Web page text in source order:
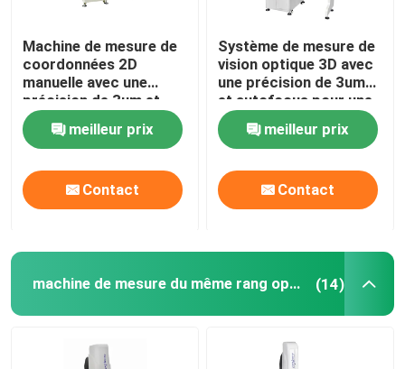
Machine de mesure de
coordonnées 2D
manuelle avec une
précision de 3um et
une alimentation de
220V 50Hz pour une
mesure de précision
meilleur prix
Contact
Système de mesure de
vision optique 3D avec
une précision de 3um
et autofocus pour une
installation facile dans
l'électronique
meilleur prix
Contact
machine de mesure du même rang optique (14)